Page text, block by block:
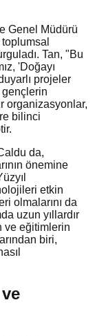
Genel Müdürü
Tan, "Bu
'Doğayı
projeler
organizasyonlar,
bilinci
da,
önemine
etkin
olmalarını da
uzun yıllardır
ve eğitimlerin
biri,